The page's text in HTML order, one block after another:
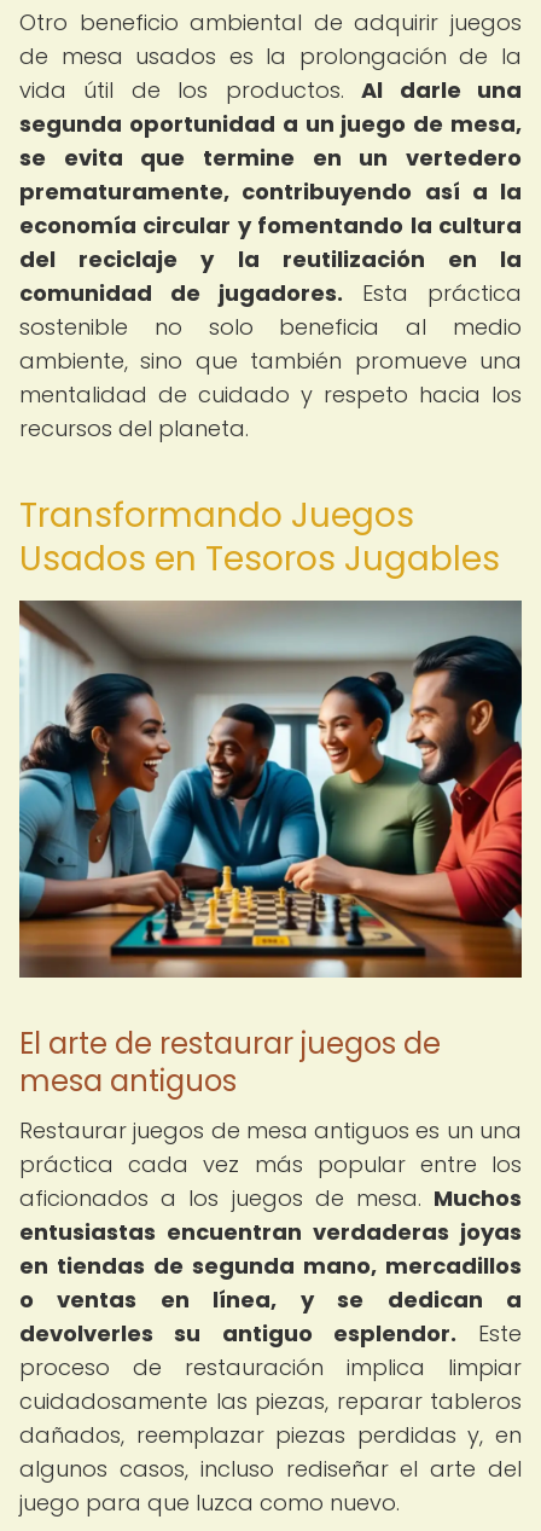
Otro beneficio ambiental de adquirir juegos
de mesa usados es la prolongación de la
vida útil de los productos.Al darle una
segunda oportunidad a un juego de mesa,
se evita que termine en un vertedero
prematuramente, contribuyendo así a la
economía circular y fomentando la cultura
del reciclaje y la reutilización en la
comunidad de jugadores. Esta práctica
sostenible no solo beneficia al medio
ambiente, sino que también promueve una
mentalidad de cuidado y respeto hacia los
recursos del planeta.
Transformando Juegos
Usados en Tesoros Jugables
El arte de restaurar juegos de
mesa antiguos
Restaurar juegos de mesa antiguos es un una
práctica cada vez más popular entre los
aficionados a los juegos de mesa. Muchos
entusiastas encuentran verdaderas joyas
en tiendas de segunda mano, mercadillos
o ventas en línea, y se dedican a
devolverles su antiguo esplendor. Este
proceso de restauración implica limpiar
cuidadosamente las piezas, reparar tableros
dañados, reemplazar piezas perdidas y, en
algunos casos, incluso rediseñar el arte del
juego para que luzca como nuevo.